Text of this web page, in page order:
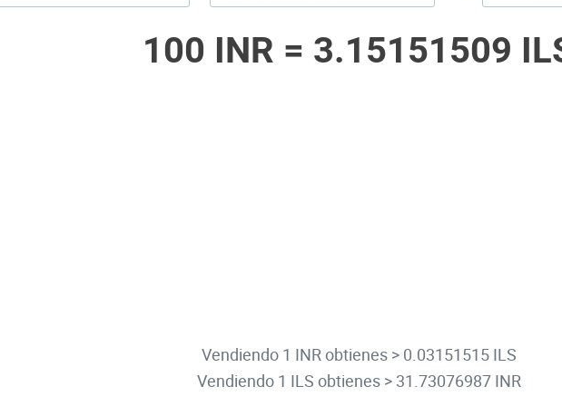
100 INR = 3.15151509
Vendiendo 1 INR obtienes > 0.03151515 ILS
Vendiendo 1 ILS obtienes > 31.73076987 INR